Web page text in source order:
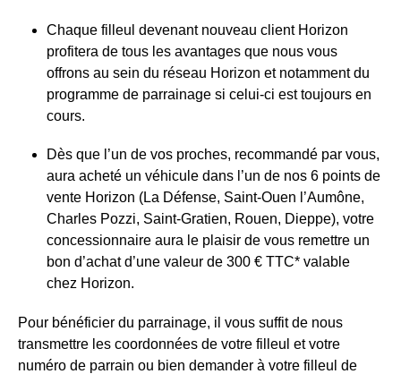
Chaque filleul devenant nouveau client Horizon
profitera de tous les avantages que nous vous
offrons au sein du réseau Horizon et notamment du
programme de parrainage si celui-ci est toujours en
cours.
Dès que l’un de vos proches, recommandé par vous,
aura acheté un véhicule dans l’un de nos 6 points de
vente Horizon (La Défense, Saint-Ouen l’Aumône,
Charles Pozzi, Saint-Gratien, Rouen, Dieppe), votre
concessionnaire aura le plaisir de vous remettre un
bon d’achat d’une valeur de 300 € TTC* valable
chez Horizon.
Pour bénéficier du parrainage, il vous suffit de nous
transmettre les coordonnées de votre filleul et votre
numéro de parrain ou bien demander à votre filleul de